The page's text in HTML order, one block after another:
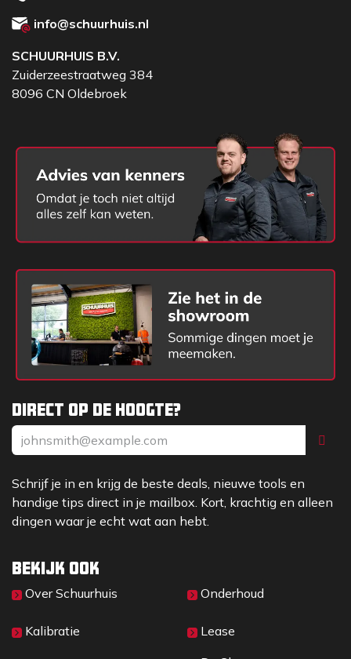
Direct op de hoogte?
Schrijf je in en krijg de beste deals, nieuwe tools en
handige tips direct in je mailbox. Kort, krachtig en alleen
dingen waar je echt wat aan hebt.
Bekijk ook
Over Sc​huurhuis
Kalibratie
Onderhoud
Lease
info@schuurhuis.nl
SCHUURHUIS B.V.
Zuiderzeestraatweg 384
8096 CN Oldebroek